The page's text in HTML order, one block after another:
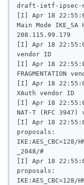
draft-ietf-ipsec-
[I] Apr 18
Main Mode
208.115.99.179
[I] Apr 18
vendor ID
[I] Apr 18
FRAGMENTATION
[I] Apr 18
XAuth vendor ID
[I] Apr 18
NAT-T (RFC 3947)
[I] Apr 18
proposals:
IKE:AES_CBC=128/
_2048/#
[I] Apr 18
proposals:
IKE:AES_CBC=128/